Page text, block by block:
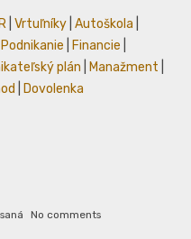
Vrtuľníky Autoškola
Podnikanie Financie
plán Manažment
Dovolenka
No comments